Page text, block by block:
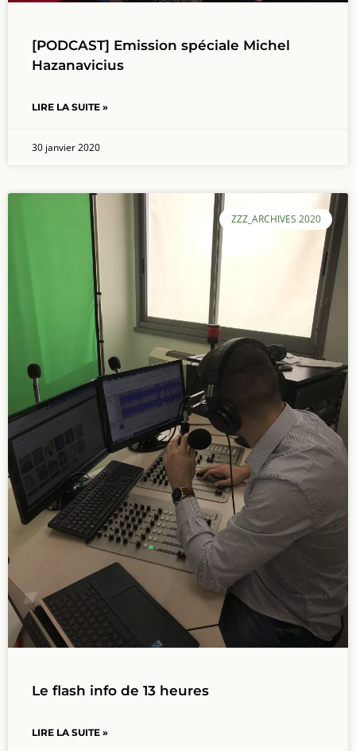
[PODCAST] Emission spéciale Michel
Hazanavicius
LIRE LA SUITE »
30 janvier 2020
ZZZ_ARCHIVES 2020
Le flash info de 13 heures
LIRE LA SUITE »